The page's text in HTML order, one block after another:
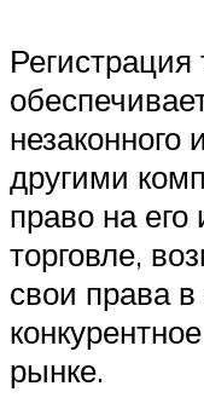
Регистрация
незаконного
другими
право на его
торговле,
свои права в
рынке.